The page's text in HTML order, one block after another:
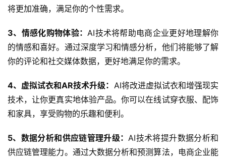
将更加准确，满足你的个性需求。
3、情感化购物体验： AI技术将帮助电商企业更好地理解你
的情感和喜好。通过深度学习和情感分析，他们将能够了解
你的评论和社交媒体数据，更好地满足你的需求。
4、虚拟试衣和AR技术升级： AI将改进虚拟试衣和增强现实
技术，让你更真实地体验产品。你可以在线试穿衣服、配饰
和家具，享受购物的乐趣和便利。
5、数据分析和供应链管理升级： AI技术将提升数据分析和
供应链管理能力。通过大数据分析和预测算法，电商企业能